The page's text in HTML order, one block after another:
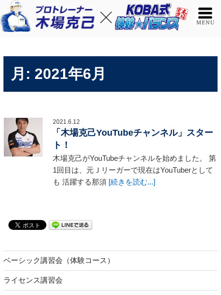
月: 2021年6月
2021.6.12
「木場克己YouTubeチャンネル」スター
ト！
木場克己がYouTubeチャンネルを始めました。 第
1回目は、元Ｊリーガーで現在はYouTuberとして
も 活躍する那須[続きを読む...]
ベーシック講習会（体験コース）
ライセンス講習会